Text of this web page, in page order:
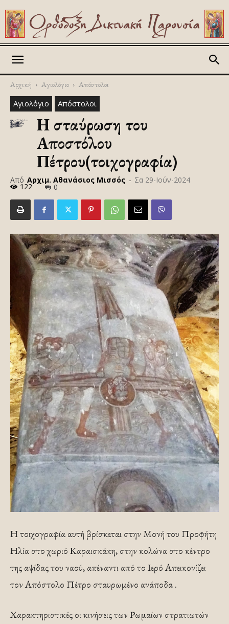
Αρχική Αγιολόγιο Απόστολοι
Αγιολόγιο Απόστολοι
Η σταύρωση του
Αποστόλου
Πέτρου(τοιχογραφία)
Από Αρχιμ. Αθανάσιος Μισσός - Σα 29-Ιούν-2024
122 0
Η τοιχογραφία αυτή βρίσκεται στην Μονή του Προφήτη
Ηλία στο χωριό Καραισκάκη, στην κολώνα στο κέντρο
της αψίδας του ναού, απέναντι από το Ιερό Απεικονίζει
τον Απόστολο Πέτρο σταυρωμένο ανάποδα .
Χαρακτηριστικές οι κινήσεις των Ρωμαίων στρατιωτών